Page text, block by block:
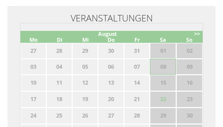
VERANSTALTUNGEN
>>
August
Mo
Di Mi Do Fr Sa
So
27
28 29 30 31 01 02
03 04 05 06 07 08 09
10 11 12 13 14 15 16
17 18 19 20 21 22 23
24 25 26 27 28 29 30